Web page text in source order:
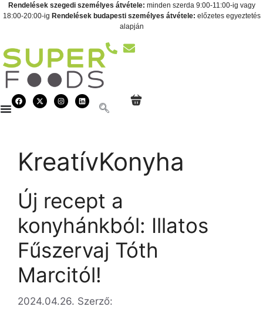
Rendelések szegedi személyes átvétele: minden szerda 9:00-11:00-ig vagy
18:00-20:00-ig Rendelések budapesti személyes átvétele: előzetes egyeztetés
alapján
KreatívKonyha
Új recept a
konyhánkból: Illatos
Fűszervaj Tóth
Marcitól!
2024.04.26. Szerző: